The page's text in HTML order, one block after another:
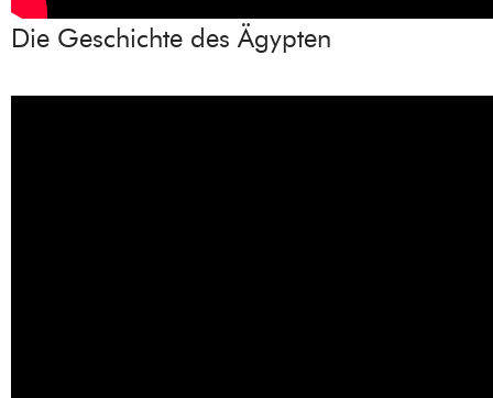
Die Geschichte des Ägypten